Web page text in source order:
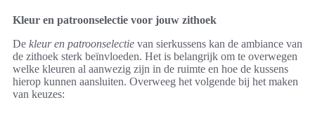
Kleur en patroonselectie voor jouw zithoek
De kleur en patroonselectie van sierkussens kan de ambiance van
de zithoek sterk beïnvloeden. Het is belangrijk om te overwegen
welke kleuren al aanwezig zijn in de ruimte en hoe de kussens
hierop kunnen aansluiten. Overweeg het volgende bij het maken
van keuzes: